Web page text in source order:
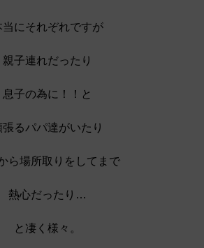
当にそれぞれですが
親子連れだったり
息子の為に！！と
張るパパ達がいたり
ら場所取りをしてまで
熱心だったり…
と凄く様々。